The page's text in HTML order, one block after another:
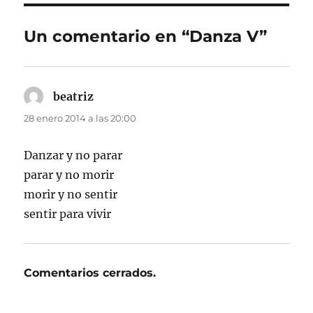
Un comentario en “Danza V”
beatriz
28 enero 2014 a las 20:00
Danzar y no parar
parar y no morir
morir y no sentir
sentir para vivir
Comentarios cerrados.